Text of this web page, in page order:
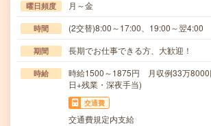
曜日頻度 月～金
時間 (2交替)8:00～17:00、19:00～翌4:00
期間 長期でお仕事できる方、大歓迎！
時給
時給1500～1875円 月収例33万8000
日+残業・深夜手当)
交通費
交通費規定内支給